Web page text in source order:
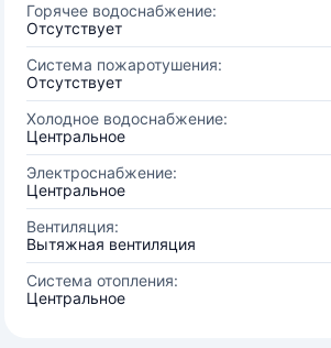
Горячее водоснабжение:
Отсутствует
Система пожаротушения:
Отсутствует
Холодное водоснабжение:
Центральное
Электроснабжение:
Центральное
Вентиляция:
Вытяжная вентиляция
Система отопления:
Центральное